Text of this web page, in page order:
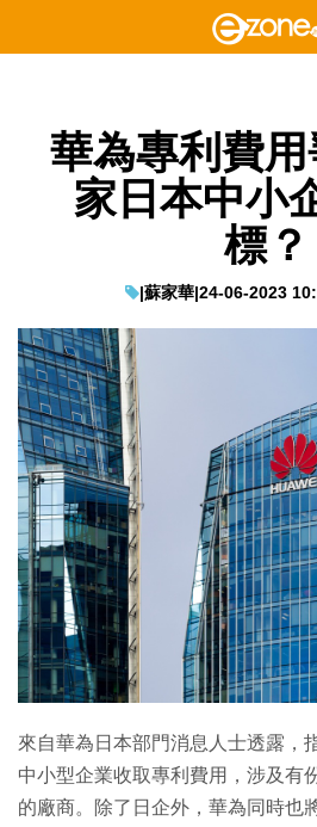
華為專利費
家日本中小
標？
|蘇家華|24-06-2023
來自華為日本部門消息人士透露，
中小型企業收取專利費用，涉及有
的廠商。除了日企外，華為同時也